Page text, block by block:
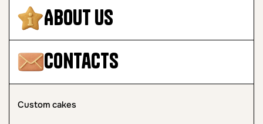
About Us
Contacts
Custom cakes